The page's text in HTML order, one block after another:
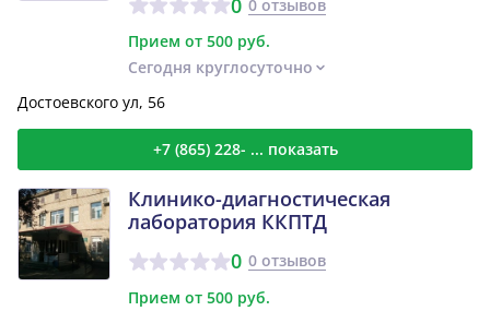
0 отзывов
Прием от 500 руб.
Сегодня круглосуточно
Достоевского ул, 56
+7 (865) 228- ... показать
Клинико-диагностическая
лаборатория ККПТД
0 0 отзывов
Прием от 500 руб.